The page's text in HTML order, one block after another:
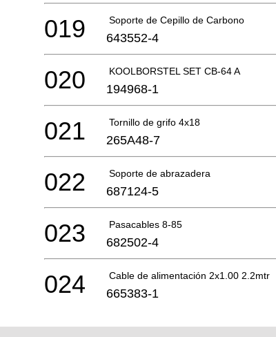
Soporte de Cepillo de Carbono
019 643552-4
KOOLBORSTEL SET CB-64 A
020 194968-1
Tornillo de grifo 4x18
021 265A48-7
Soporte de abrazadera
022 687124-5
Pasacables 8-85
023 682502-4
Cable de alimentación 2x1.00 2.2mtr
024 665383-1